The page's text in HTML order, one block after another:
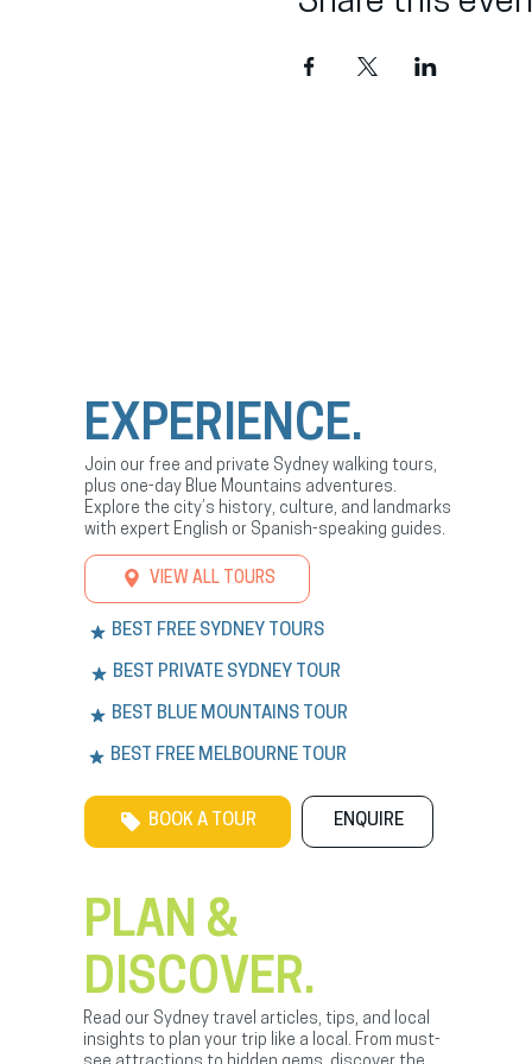
EXPERIENCE.
Join our free and private Sydney walking tours,
plus one-day Blue Mountains adventures.
Explore the city’s history, culture, and landmarks
with expert English or Spanish-speaking guides.
VIEW ALL TOURS
BEST FREE SYDNEY TOURS
BEST PRIVATE SYDNEY TOUR
BEST BLUE MOUNTAINS TOUR
BEST FREE MELBOURNE TOUR
BOOK A TOUR ENQUIRE
PLAN &
DISCOVER.
Read our Sydney travel articles, tips, and local
insights to plan your trip like a local. From must-